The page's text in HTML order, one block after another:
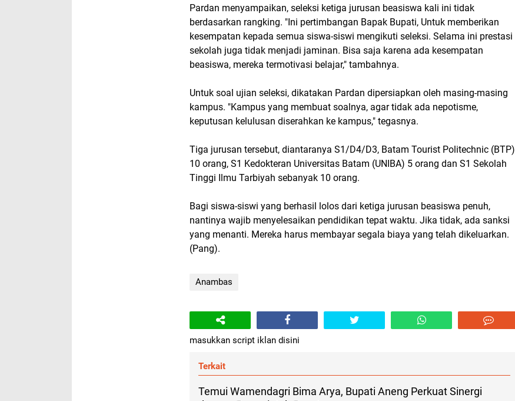
Pardan menyampaikan, seleksi ketiga jurusan beasiswa kali ini tidak
berdasarkan rangking. "Ini pertimbangan Bapak Bupati, Untuk memberikan
kesempatan kepada semua siswa-siswi mengikuti seleksi. Selama ini prestasi
sekolah juga tidak menjadi jaminan. Bisa saja karena ada kesempatan
beasiswa, mereka termotivasi belajar," tambahnya.
Untuk soal ujian seleksi, dikatakan Pardan dipersiapkan oleh masing-masing
kampus. "Kampus yang membuat soalnya, agar tidak ada nepotisme,
keputusan kelulusan diserahkan ke kampus," tegasnya.
Tiga jurusan tersebut, diantaranya S1/D4/D3, Batam Tourist Politechnic (BTP)
10 orang, S1 Kedokteran Universitas Batam (UNIBA) 5 orang dan S1 Sekolah
Tinggi Ilmu Tarbiyah sebanyak 10 orang.
Bagi siswa-siswi yang berhasil lolos dari ketiga jurusan beasiswa penuh,
nantinya wajib menyelesaikan pendidikan tepat waktu. Jika tidak, ada sanksi
yang menanti. Mereka harus membayar segala biaya yang telah dikeluarkan.
(Pang).
Anambas
masukkan script iklan disini
Terkait
Temui Wamendagri Bima Arya, Bupati Aneng Perkuat Sinergi